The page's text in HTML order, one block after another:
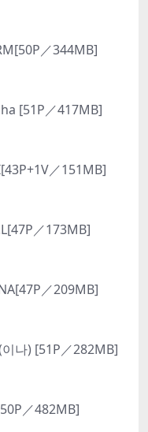
／344MB]
[51P／417MB]
／151MB]
／173MB]
／209MB]
나) [51P／282MB]
／482MB]